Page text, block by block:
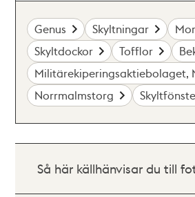
Genus Skyltningar
Skyltdockor
Tofflor
Militärekiperingsaktiebolaget,
Norrmalmstorg
Så här källhänvisar du till